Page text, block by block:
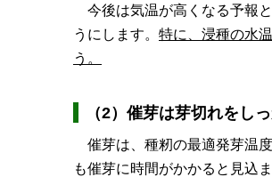
今後は気温が高くなる予報
うにします。 特に、浸種の水
う。
（2）催芽は芽切れをし
催芽は、種籾の最適発芽温
も催芽に時間がかかると見込ま